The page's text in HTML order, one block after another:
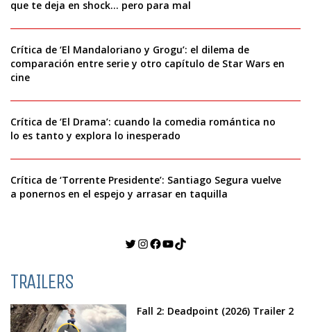
que te deja en shock… pero para mal
Crítica de ‘El Mandaloriano y Grogu’: el dilema de
comparación entre serie y otro capítulo de Star Wars en
cine
Crítica de ‘El Drama’: cuando la comedia romántica no
lo es tanto y explora lo inesperado
Crítica de ‘Torrente Presidente’: Santiago Segura vuelve
a ponernos en el espejo y arrasar en taquilla
Twitter
Instagram
Facebook
YouTube
TikTok
TRAILERS
Fall 2: Deadpoint (2026) Trailer 2